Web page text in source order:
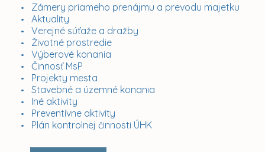
Zámery priameho prenájmu a prevodu majetku
Aktuality
Verejné súťaže a dražby
Životné prostredie
Výberové konania
Činnosť MsP
Projekty mesta
Stavebné a územné konania
Iné aktivity
Preventívne aktivity
Plán kontrolnej činnosti ÚHK